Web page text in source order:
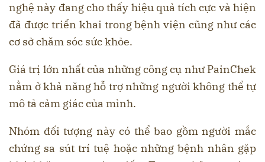
nghệ này đang cho thấy hiệu quả tích cực và hiện
đã được triển khai trong bệnh viện cũng như các
cơ sở chăm sóc sức khỏe.
Giá trị lớn nhất của những công cụ như PainChek
nằm ở khả năng hỗ trợ những người không thể tự
mô tả cảm giác của mình.
Nhóm đối tượng này có thể bao gồm người mắc
chứng sa sút trí tuệ hoặc những bệnh nhân gặp